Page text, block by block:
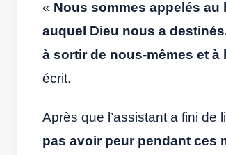
« Nous sommes appelés au
auquel Dieu nous a
à sortir de nous-mêmes et
écrit.
Après que l’assistant a fini
pas avoir peur pendant ces